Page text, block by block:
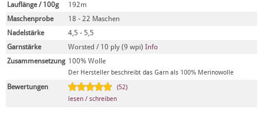
Lauflänge / 100g
192m
Maschenprobe
18 - 22 Maschen
Nadelstärke
4,5 - 5,5
Garnstärke
Worsted / 10 ply (9 wpi) Info
Zusammensetzung 100% Wolle
Der Hersteller beschreibt das Garn als 100% Merinowolle
Bewertungen
(52)
lesen / schreiben